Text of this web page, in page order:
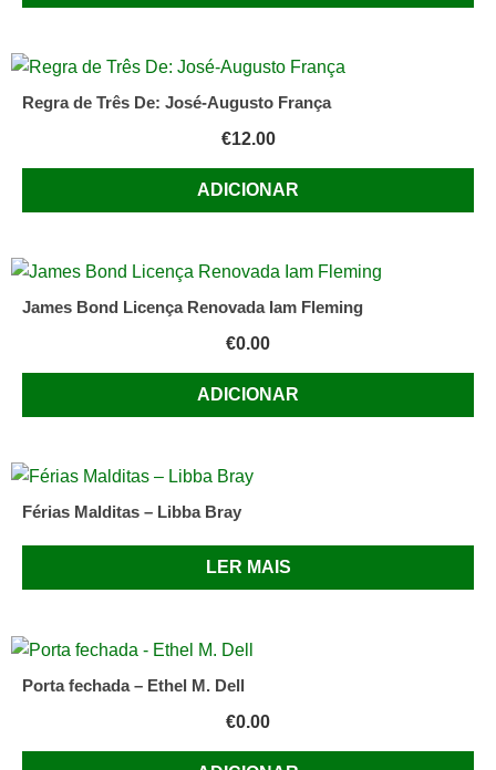
Regra de Três De: José-Augusto França
€12.00
ADICIONAR
James Bond Licença Renovada Iam Fleming
€0.00
ADICIONAR
Férias Malditas – Libba Bray
LER MAIS
Porta fechada – Ethel M. Dell
€0.00